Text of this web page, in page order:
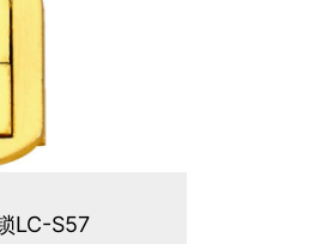
LC-S57